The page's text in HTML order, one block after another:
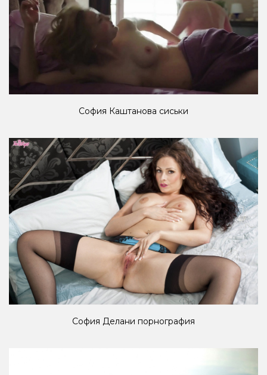
София Каштанова сиськи
София Делани порнография